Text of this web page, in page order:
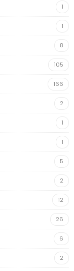
1
1
8
105
166
2
1
1
5
2
12
26
6
2